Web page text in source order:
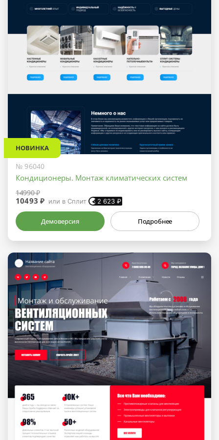
НОВИНКА
№ 96040
Кондиционеры. Монтаж климатических систем
14990 ₽
10493 ₽ или в Сплит 2 623 ₽
Демоверсия Подробнее